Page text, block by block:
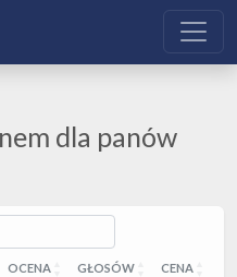
dla panów
OCENA GŁOSÓW
CENA